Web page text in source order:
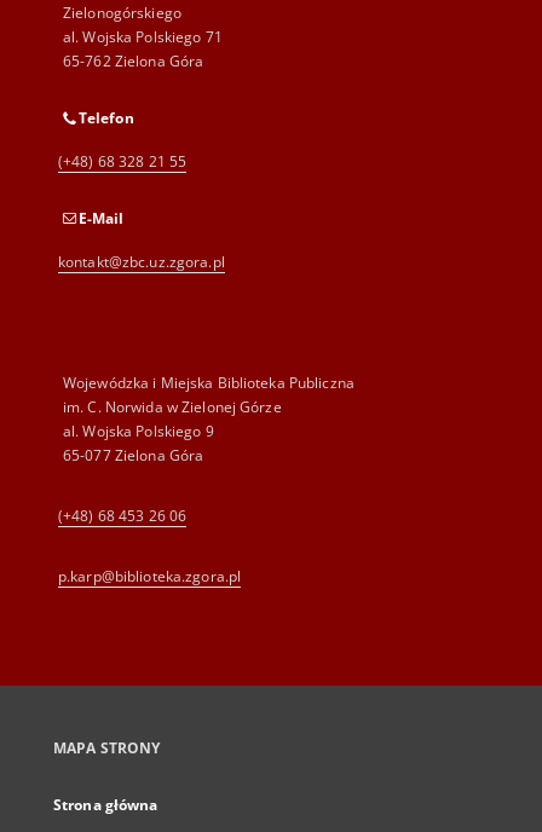
Zielonogórskiego
al. Wojska Polskiego 71
65-762 Zielona Góra
Telefon
(+48) 68 328 21 55
E-Mail
kontakt@zbc.uz.zgora.pl
Wojewódzka i Miejska Biblioteka Publiczna
im. C. Norwida w Zielonej Górze
al. Wojska Polskiego 9
65-077 Zielona Góra
(+48) 68 453 26 06
p.karp@biblioteka.zgora.pl
MAPA STRONY
Strona główna